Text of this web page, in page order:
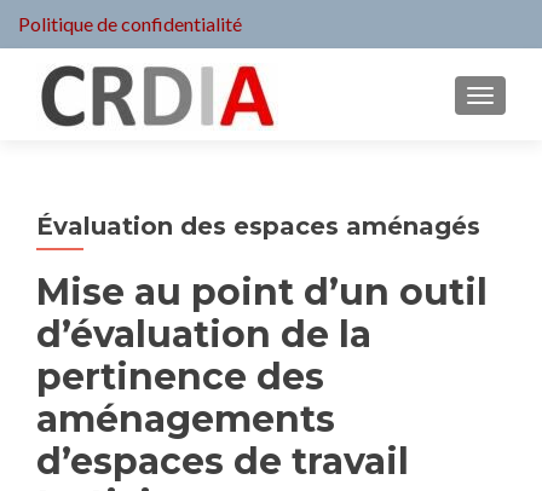
Politique de confidentialité
MENU
Évaluation des espaces aménagés
Mise au point d’un outil
d’évaluation de la
pertinence des
aménagements
d’espaces de travail